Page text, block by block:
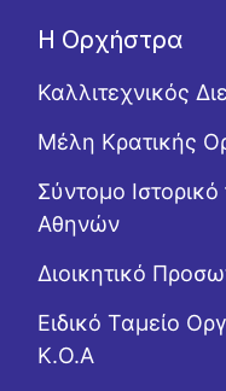
Η Ορχήστρα
Καλλιτεχνικός
Μέλη Κρατικής
Σύντομο
Αθηνών
Διοικητικό
Ειδικό Ταμείο
Κ.Ο.Α